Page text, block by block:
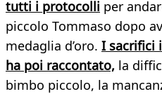
tutti i protocolli per
piccolo Tommaso dopo
medaglia d’oro. I sacrifici
ha poi raccontato, la
bimbo piccolo, la